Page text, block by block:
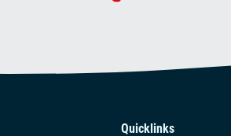
Quicklinks